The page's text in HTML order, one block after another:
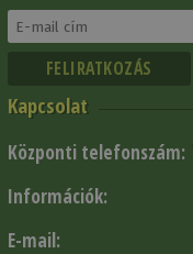
Kapcsolat
Központi telefonszám:
Információk:
E-mail: